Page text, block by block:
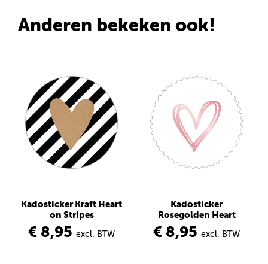
Anderen bekeken ook!
Kadosticker Kraft Heart
on Stripes
€ 8,95 excl. BTW
Kadosticker
Rosegolden Heart
€ 8,95 excl. BTW